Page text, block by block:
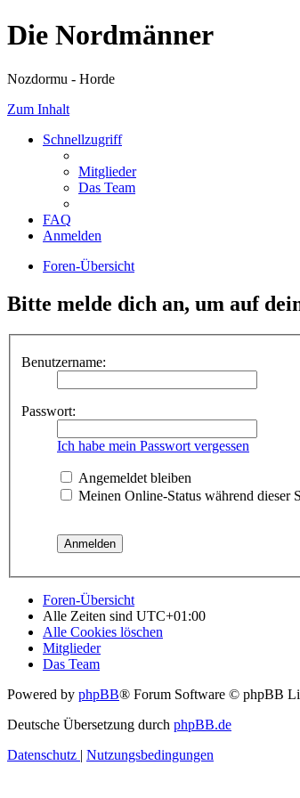
Die Nordmänner
Nozdormu - Horde
Zum Inhalt
Schnellzugriff
Mitglieder
Das Team
FAQ
Anmelden
Foren-Übersicht
Bitte melde dich an, um auf
Benutzername:
Passwort:
Ich habe mein Passwort vergessen
Angemeldet bleiben
Meinen Online-Status während dieser
Foren-Übersicht
Alle Zeiten sind UTC+01:00
Alle Cookies löschen
Mitglieder
Das Team
Powered by phpBB® Forum Software © phpBB
Deutsche Übersetzung durch phpBB.de
Datenschutz | Nutzungsbedingungen